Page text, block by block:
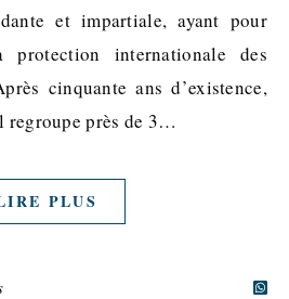
et impartiale, ayant pour
internationale des
cinquante ans d’existence,
regroupe près de 3…
PLUS